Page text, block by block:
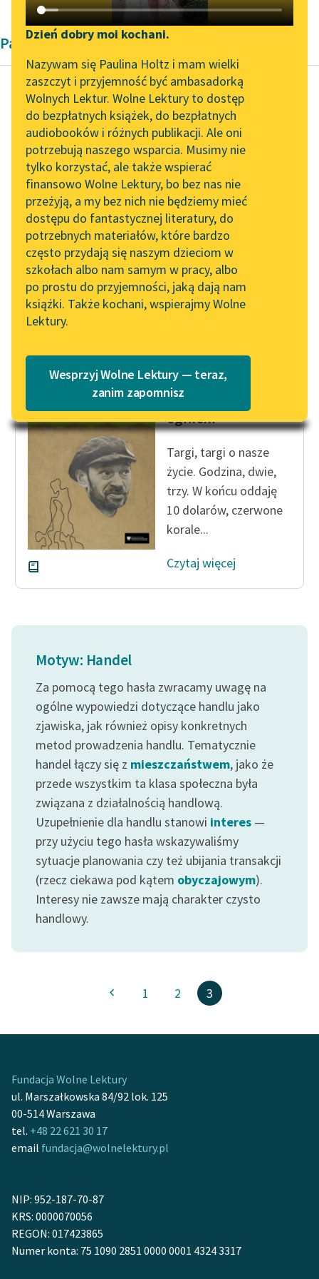
Katalog DAISY
Podkasty o książkach
Zgłoś brak utworu
Aktualności
„Prokurator Alicja Horn”
do słuchania
Byliśmy częścią AI Impact
Lab
Zapraszamy na spotkanie
online z tłumaczkami
literatury skandynawskiej
Spotkanie z Katarzyną
Tunkiel w Oslo
102. lata temu zmarł
Joseph Conrad
Lektury szkolne i klasyka
literatury do słuchania dla
uczennic i uczniów z
niepełnosprawnościami
E-kolekcja lektur
szkolnych i literatury do
słuchania dla uczennic i
uczniów z
niepełnosprawnościami
Feministyczne inspiracje.
Popularyzacja
twórców przechodzących
do domeny publicznej,
lektur szkolnych oraz
Starego Testamentu
Odkurzamy bohaterów
Szkoła Poezji Wolnych
Lektur
Narzędzia
Mapa Wolnych Lektur
Leśmianator
Przewodnik dla piszących i
czytających
API
OAI-PMH
Widget Wolnych Lektur
Przypisy
Katalog w formacie PDF
O nas
Kontakt
O projekcie
Zasady wykorzystania
Logotypy
Polityka prywatności
Regulamin biblioteki
Dane fundacji i
Regulamin darowizn
Informacja o treściach
wrażliwych
Dzień dobry moi kochani.
Nazywam się Paulina Holtz i mam wielki
zaszczyt i przyjemność być ambasadorką
Wolnych Lektur. Wolne Lektury to dostęp
do bezpłatnych książek, do bezpłatnych
audiobooków i różnych publikacji. Ale oni
potrzebują naszego wsparcia. Musimy nie
tylko korzystać, ale także wspierać
finansowo Wolne Lektury, bo bez nas nie
przeżyją, a my bez nich nie będziemy mieć
dostępu do fantastycznej literatury, do
potrzebnych materiałów, które bardzo
często przydają się naszym dzieciom w
szkołach albo nam samym w pracy, albo
po prostu do przyjemności, jaką dają nam
książki. Także kochani, wspierajmy Wolne
Lektury.
Wesprzyj Wolne Lektury — teraz,
zanim zapomnisz
Pamiętnik
Noemi Szac-Wajnkranc
Przeminęło z
ogniem
Drzwi otworzyły się
gwałtownie. Światło
lampki karbidowej
zamigotało od prądu
powietrza. Wpadło
dwóch policjantów z...
Noemi Szac-Wajnkranc
Przeminęło z
ogniem
Targi, targi o nasze
życie. Godzina, dwie,
trzy. W końcu oddaję
10 dolarów, czerwone
korale...
Czytaj więcej
Motyw: Handel
Za pomocą tego hasła zwracamy uwagę na
ogólne wypowiedzi dotyczące handlu jako
zjawiska, jak również opisy konkretnych
metod prowadzenia handlu. Tematycznie
handel łączy się z mieszczaństwem, jako że
przede wszystkim ta klasa społeczna była
związana z działalnością handlową.
Uzupełnienie dla handlu stanowi interes —
przy użyciu tego hasła wskazywaliśmy
sytuacje planowania czy też ubijania transakcji
(rzecz ciekawa pod kątem obyczajowym).
Interesy nie zawsze mają charakter czysto
handlowy.
1 2 3
Fundacja Wolne Lektury
ul. Marszałkowska 84/92 lok. 125
00-514 Warszawa
tel. +48 22 621 30 17
email fundacja@wolnelektury.pl
NIP: 952-187-70-87
KRS: 0000070056
REGON: 017423865
Numer konta: 75 1090 2851 0000 0001 4324 3317